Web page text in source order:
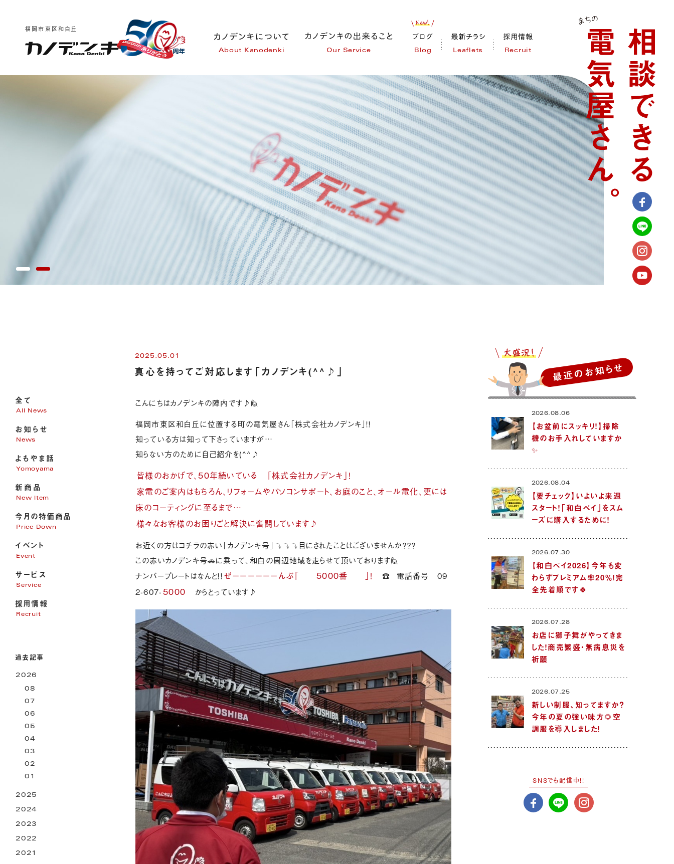
福岡市東区和白丘
About Kanodenki Our Service Blog Leaflets Recruit
全て
All News
お知らせ
News
よもやま話
Yomoyama
新商品
New Item
今月の特価商品
Price Down
イベント
Event
サービス
Service
家電販売
家電修理
リフォーム
オール電化
お困りごとサービス
採用情報
Recruit
過去記事
2026
08
07
06
05
04
03
02
01
2025
2024
2023
2022
2021
2025.05.01
真心を持ってご対応します「カノデンキ(^^♪」
こんにちはカノデンキの陣内です♪🙋
福岡市東区和白丘に位置する町の電気屋さん「株式会社カノデンキ」！！
知っている方は知って下さっていますが…
知らない方のために自己紹介を(^^♪
皆様のおかげで、50年続いている 「株式会社カノデンキ」！
家電のご案内はもちろん、リフォームやパソコンサポート、お庭のこと、オール電化、更には
床のコーティングに至るまで…
様々なお客様のお困りごと解決に奮闘しています♪
お近くの方はコチラの赤い「カノデンキ号」⤵⤵⤵目にされたことはございませんか？？？
この赤いカノデンキ号🚗に乗って、和白の周辺地域を走らせて頂いております🙋
ナンバープレートはなんと！！ぜーーーーーーんぶ「 5000番 」！
☎ 電話番号 09
2-607-5000 からとっています♪
最近のお知らせ
2026.08.06
【お盆前にスッキリ！】掃除
機のお手入れしていますか
✨
2026.08.04
【要チェック】いよいよ来週
スタート！「和白ペイ」をスム
ーズに購入するために！
2026.07.30
【和白ペイ2026】今年も変
わらずプレミアム率20％！完
全先着順です🍀
2026.07.28
お店に獅子舞がやってきま
した！商売繁盛・無病息災を
祈願
2026.07.25
新しい制服、知ってますか？
今年の夏の強い味方🌻空
調服を導入しました！
SNSでも配信中!!